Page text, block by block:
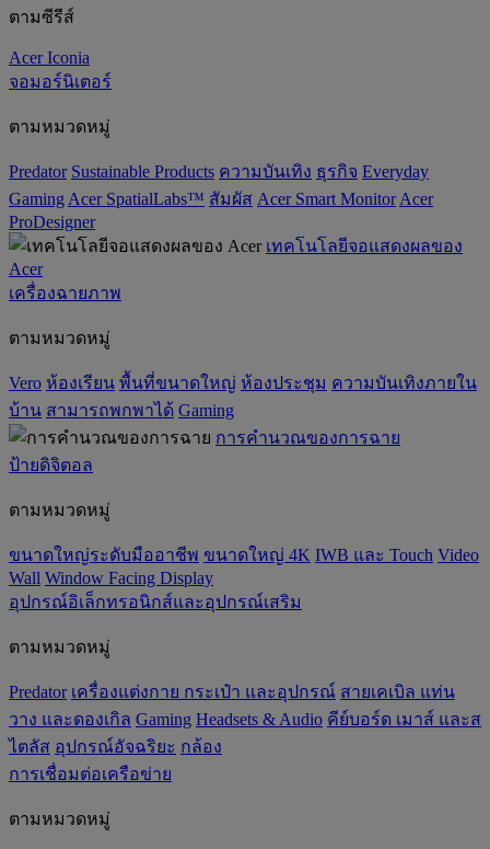
ตามซีรีส์
Acer Iconia
จอมอร์นิเตอร์
ตามหมวดหมู่
Predator ‌Sustainable Products ความบันเทิง ธุรกิจ Everyday
Gaming Acer SpatialLabs™ สัมผัส Acer Smart Monitor Acer
ProDesigner
เทคโนโลยีจอแสดงผลของ
Acer
เครื่องฉายภาพ
ตามหมวดหมู่
Vero ห้องเรียน พื้นที่ขนาดใหญ่ ห้องประชุม ความบันเทิงภายใน
บ้าน สามารถพกพาได้ Gaming
การคำนวณของการฉาย
ป้ายดิจิตอล
ตามหมวดหมู่
ขนาดใหญ่ระดับมืออาชีพ ขนาดใหญ่ 4K IWB และ Touch Video
Wall Window Facing Display
อุปกรณ์อิเล็กทรอนิกส์และอุปกรณ์เสริม
ตามหมวดหมู่
Predator เครื่องแต่งกาย กระเป๋า และอุปกรณ์ สายเคเบิล แท่น
วาง และดองเกิล Gaming ‌Headsets & Audio คีย์บอร์ด เมาส์ และส
ไตลัส อุปกรณ์อัจฉริยะ กล้อง
การเชื่อมต่อเครือข่าย
ตามหมวดหมู่